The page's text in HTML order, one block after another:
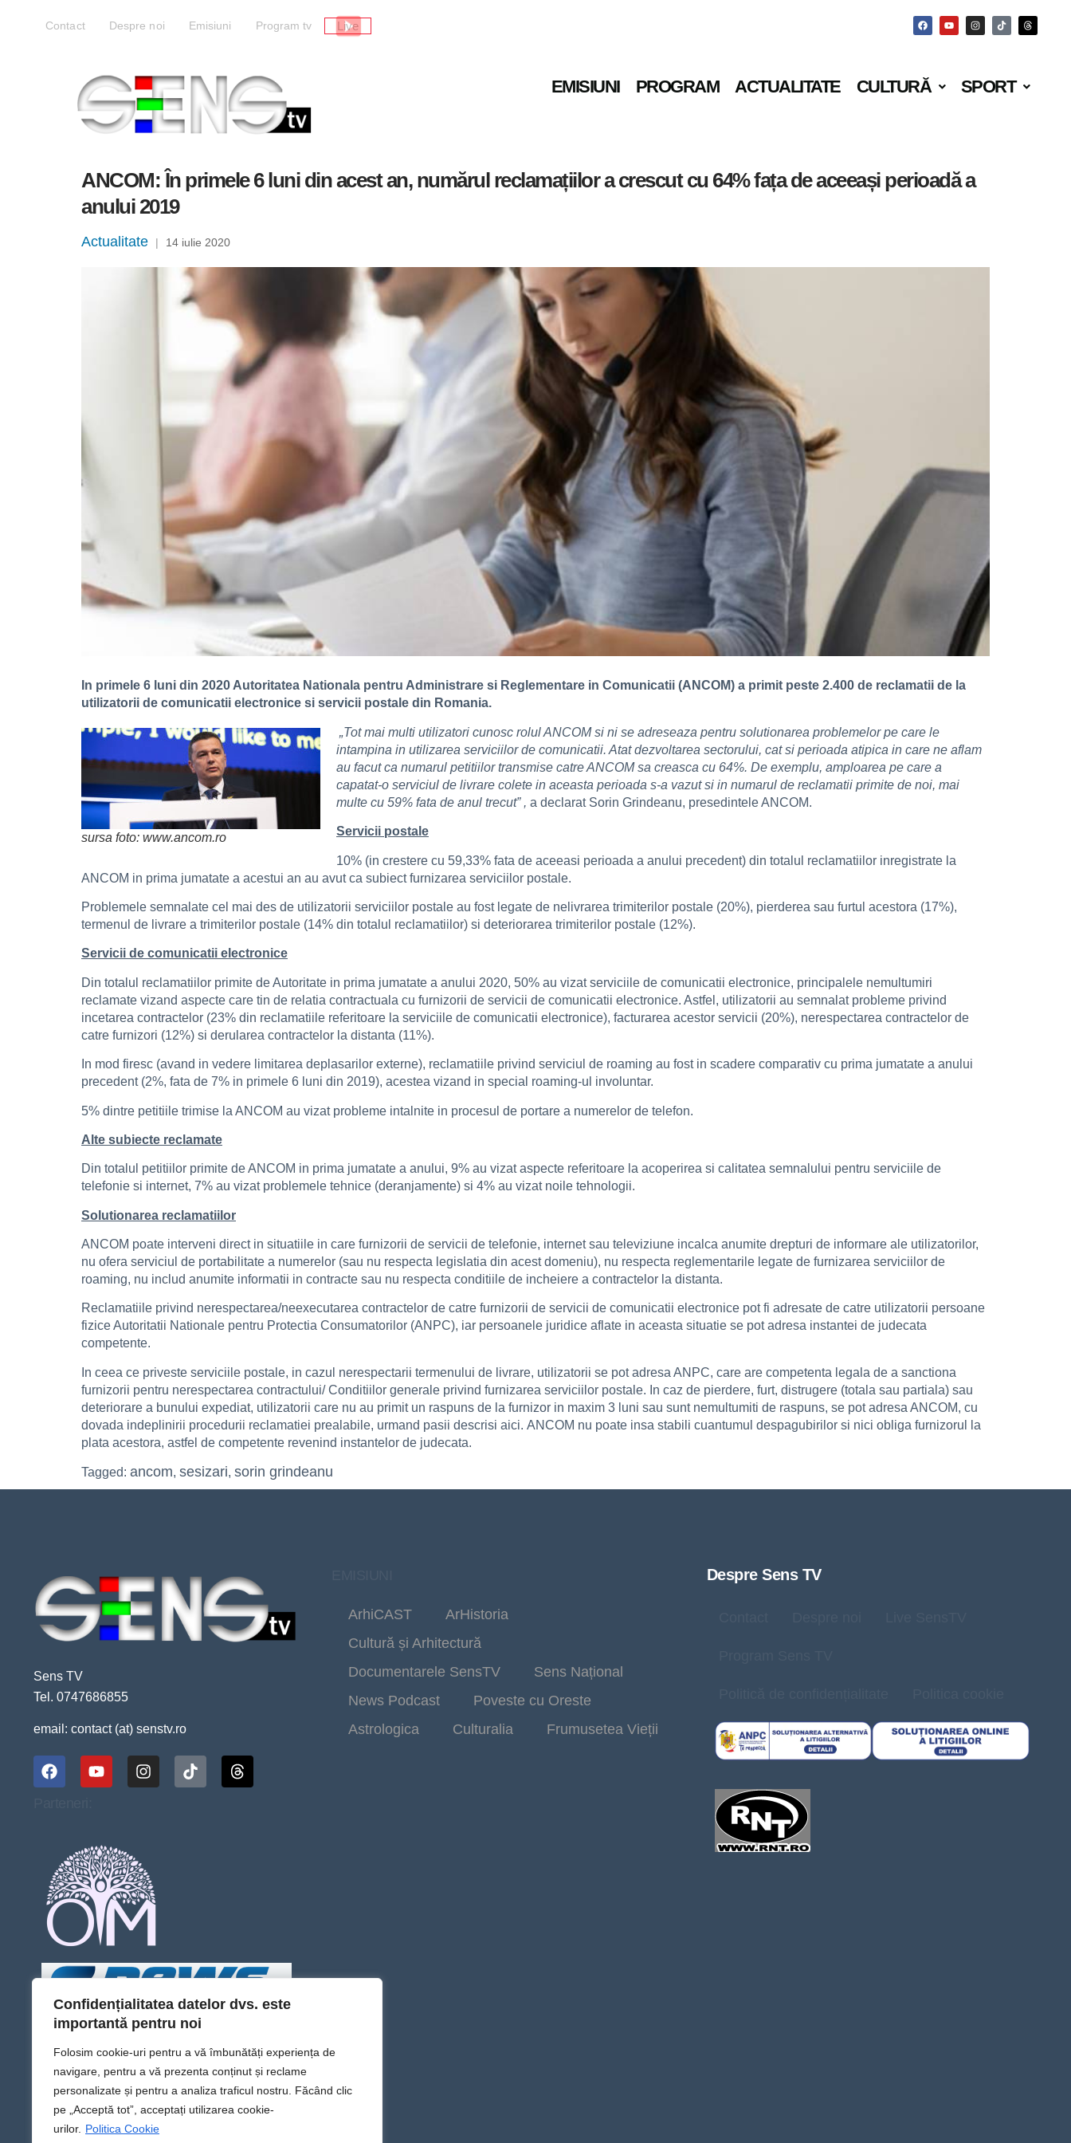
Confidențialitatea datelor dvs. este
importantă pentru noi
Folosim cookie-uri pentru a vă îmbunătăți experiența de
navigare, pentru a vă prezenta conținut și reclame
personalizate și pentru a analiza traficul nostru. Făcând clic
pe „Acceptă tot”, acceptați utilizarea cookie-
urilor. Politica Cookie
Contact Despre noi Emisiuni Program tv Live
EMISIUNI PROGRAM ACTUALITATE CULTURĂ SPORT
ANCOM: În primele 6 luni din acest an, numărul reclamațiilor a crescut cu 64% fața de aceeași perioadă a
anului 2019
Actualitate | 14 iulie 2020
In primele 6 luni din 2020 Autoritatea Nationala pentru Administrare si Reglementare in Comunicatii (ANCOM) a primit peste 2.400 de reclamatii de la
utilizatorii de comunicatii electronice si servicii postale din Romania.
sursa foto: www.ancom.ro
„Tot mai multi utilizatori cunosc rolul ANCOM si ni se adreseaza pentru solutionarea problemelor pe care le
intampina in utilizarea serviciilor de comunicatii. Atat dezvoltarea sectorului, cat si perioada atipica in care ne aflam
au facut ca numarul petitiilor transmise catre ANCOM sa creasca cu 64%. De exemplu, amploarea pe care a
capatat-o serviciul de livrare colete in aceasta perioada s-a vazut si in numarul de reclamatii primite de noi, mai
multe cu 59% fata de anul trecut” , a declarat Sorin Grindeanu, presedintele ANCOM.
Servicii postale
10% (in crestere cu 59,33% fata de aceeasi perioada a anului precedent) din totalul reclamatiilor inregistrate la
ANCOM in prima jumatate a acestui an au avut ca subiect furnizarea serviciilor postale.
Problemele semnalate cel mai des de utilizatorii serviciilor postale au fost legate de nelivrarea trimiterilor postale (20%), pierderea sau furtul acestora (17%),
termenul de livrare a trimiterilor postale (14% din totalul reclamatiilor) si deteriorarea trimiterilor postale (12%).
Servicii de comunicatii electronice
Din totalul reclamatiilor primite de Autoritate in prima jumatate a anului 2020, 50% au vizat serviciile de comunicatii electronice, principalele nemultumiri
reclamate vizand aspecte care tin de relatia contractuala cu furnizorii de servicii de comunicatii electronice. Astfel, utilizatorii au semnalat probleme privind
incetarea contractelor (23% din reclamatiile referitoare la serviciile de comunicatii electronice), facturarea acestor servicii (20%), nerespectarea contractelor de
catre furnizori (12%) si derularea contractelor la distanta (11%).
In mod firesc (avand in vedere limitarea deplasarilor externe), reclamatiile privind serviciul de roaming au fost in scadere comparativ cu prima jumatate a anului
precedent (2%, fata de 7% in primele 6 luni din 2019), acestea vizand in special roaming-ul involuntar.
5% dintre petitiile trimise la ANCOM au vizat probleme intalnite in procesul de portare a numerelor de telefon.
Alte subiecte reclamate
Din totalul petitiilor primite de ANCOM in prima jumatate a anului, 9% au vizat aspecte referitoare la acoperirea si calitatea semnalului pentru serviciile de
telefonie si internet, 7% au vizat problemele tehnice (deranjamente) si 4% au vizat noile tehnologii.
Solutionarea reclamatiilor
ANCOM poate interveni direct in situatiile in care furnizorii de servicii de telefonie, internet sau televiziune incalca anumite drepturi de informare ale utilizatorilor,
nu ofera serviciul de portabilitate a numerelor (sau nu respecta legislatia din acest domeniu), nu respecta reglementarile legate de furnizarea serviciilor de
roaming, nu includ anumite informatii in contracte sau nu respecta conditiile de incheiere a contractelor la distanta.
Reclamatiile privind nerespectarea/neexecutarea contractelor de catre furnizorii de servicii de comunicatii electronice pot fi adresate de catre utilizatorii persoane
fizice Autoritatii Nationale pentru Protectia Consumatorilor (ANPC), iar persoanele juridice aflate in aceasta situatie se pot adresa instantei de judecata
competente.
In ceea ce priveste serviciile postale, in cazul nerespectarii termenului de livrare, utilizatorii se pot adresa ANPC, care are competenta legala de a sanctiona
furnizorii pentru nerespectarea contractului/ Conditiilor generale privind furnizarea serviciilor postale. In caz de pierdere, furt, distrugere (totala sau partiala) sau
deteriorare a bunului expediat, utilizatorii care nu au primit un raspuns de la furnizor in maxim 3 luni sau sunt nemultumiti de raspuns, se pot adresa ANCOM, cu
dovada indeplinirii procedurii reclamatiei prealabile, urmand pasii descrisi aici. ANCOM nu poate insa stabili cuantumul despagubirilor si nici obliga furnizorul la
plata acestora, astfel de competente revenind instantelor de judecata.
Tagged: ancom, sesizari, sorin grindeanu
Sens TV
Tel. 0747686855
email: contact (at) senstv.ro
ArhiCAST
ArHistoria
Cultură și Arhitectură
Documentarele SensTV
Sens Național
News Podcast
Poveste cu Oreste
Astrologica
Culturalia Frumusetea Vieții
Despre Sens TV